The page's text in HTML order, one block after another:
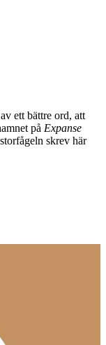
ett bättre ord, att
på Expanse
skrev här